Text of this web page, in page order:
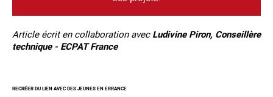
Article écrit en collaboration avec Ludivine Piron, Conseillère
technique - ECPAT France
RECRÉER DU LIEN AVEC DES JEUNES EN ERRANCE